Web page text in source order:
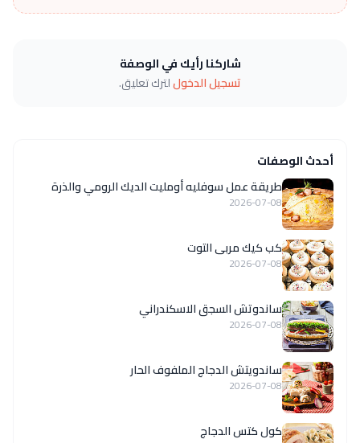
شاركنا رأيك في الوصفة
تسجيل الدخوللترك تعليق.
أحدث الوصفات
طريقة عمل سوفليه أومليت الديك الرومي والذرة
2026-07-08
كب كيك مربى التوت
2026-07-08
ساندوتش السجق الاسكندراني
2026-07-08
ساندويتش الدجاج الملفوف الحار
2026-07-08
كول كتس الدجاج